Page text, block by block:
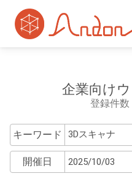
企業向け
登録件
キーワード
開催日